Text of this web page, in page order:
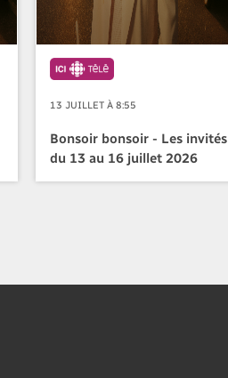
13 JUILLET À 8:55
Bonsoir bonsoir - Les invités
du 13 au 16 juillet 2026